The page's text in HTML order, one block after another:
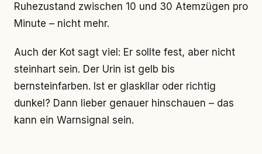
Ruhezustand zwischen 10 und 30 Atemzügen pro
Minute – nicht mehr.
Auch der Kot sagt viel: Er sollte fest, aber nicht
steinhart sein. Der Urin ist gelb bis
bernsteinfarben. Ist er glaskllar oder richtig
dunkel? Dann lieber genauer hinschauen – das
kann ein Warnsignal sein.